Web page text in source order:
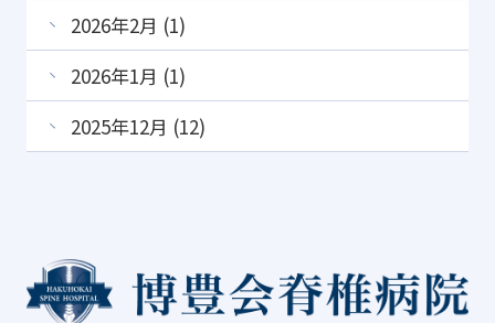
2026年2月 (1)
2026年1月 (1)
2025年12月 (12)